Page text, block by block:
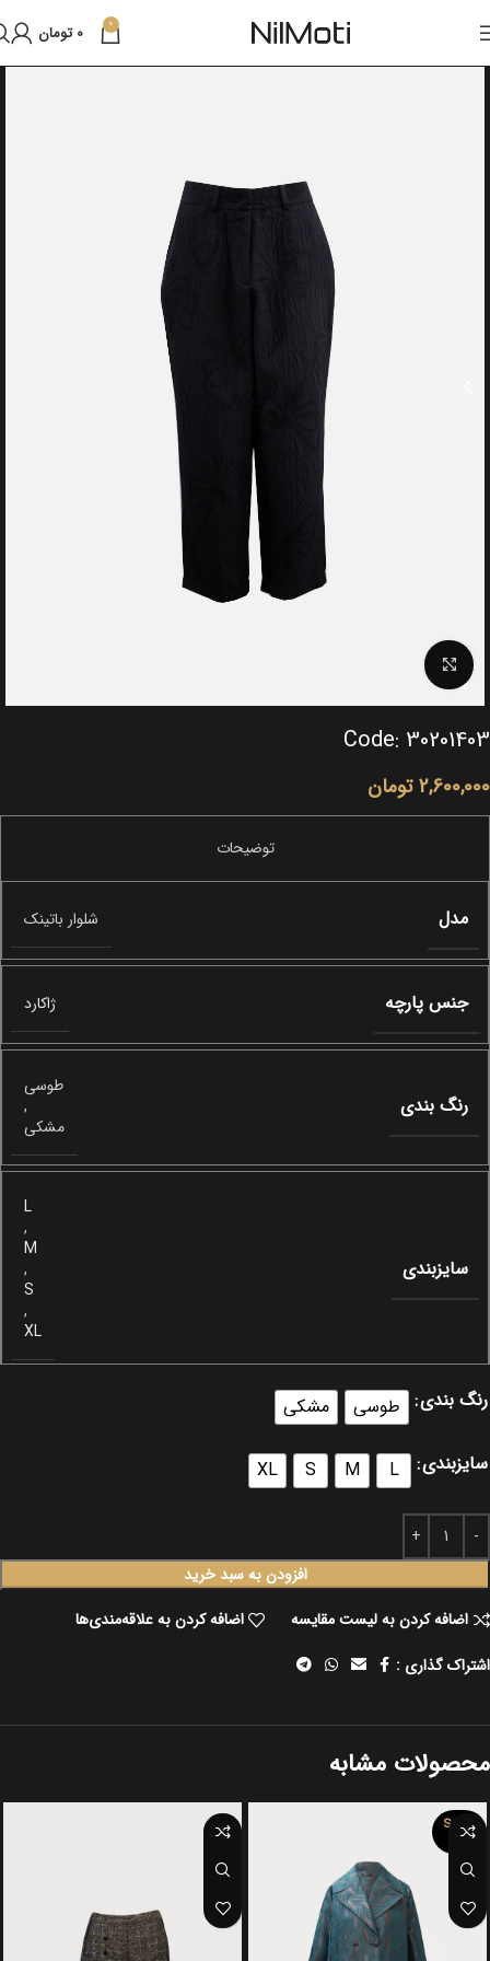
0
0 تومان
Click to enlarge
Code: 30201403
2,600,000 تومان
مدل شلوار باتینک
جنس پارچه ژاکارد
رنگ بندی
طوسی
,
مشکی
سایزبندی
L
,
M
,
S
,
XL
رنگ بندی طوسی مشکی
سایزبندی L
M
S
XL
افزودن به سبد خرید
اضافه کردن به لیست مقایسه
اضافه کردن به علاقه‌مندی‌ها
اشتراک گذاری :
محصولات مشابه
SOLD
OUT